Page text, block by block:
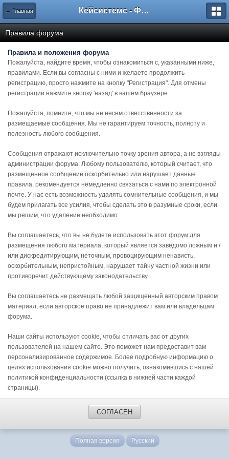
← Главная Кейсистемс - Форумы
Правила форума
Правила и положения форума
Пожалуйста, найдите время, чтобы ознакомиться с, указанными ниже,
правилами. Если вы согласны с ними и желаете продолжить
регистрацию, просто нажмите на кнопку "Регистрация". Для отмены
регистрации нажмите кнопку 'назад' в вашем браузере.
Пожалуйста, помните, что мы не несем ответственности за
размещаемые сообщения. Мы не гарантируем точность, полноту и
полезность любого сообщения.
Сообщения отражают исключительно точку зрения автора, а не взгляды
администрации форума. Любому пользователю, который считает, что
размещенное сообщение оскорбительно или нарушает данные
правила, рекомендуется немедленно связаться с нами по электронной
почте. У нас есть возможность удалять сомнительные сообщения, и мы
будем прилагать все усилия, чтобы сделать это в разумные сроки, если
мы решим, что удаление необходимо.
Вы соглашаетесь, что вы не будете использовать этот форум для
размещения любого материала, который является заведомо ложным и /
или дискредитирующим, неточным, провоцирующим ненависть,
оскорбительным, непристойным, нарушает тайну частной жизни или
противоречит действующему законодательству.
Вы соглашаетесь не размещать любой защищенный авторским правом
материал, если авторское право не принадлежит вам или владельцам
форума.
Наши сайты используют cookie, чтобы отличать вас от других
пользователей на нашем сайте. Это поможет нам предоставит вам
персонализированное содержимое. Более подробную информацию о
целях использования cookie можно получить, ознакомившись с нашей
политикой конфиденциальности (ссылка в нижней части каждой
страницы).
СОГЛАСЕН
Полная версия Русский